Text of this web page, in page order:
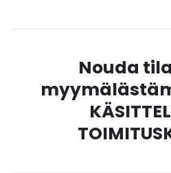
Nouda